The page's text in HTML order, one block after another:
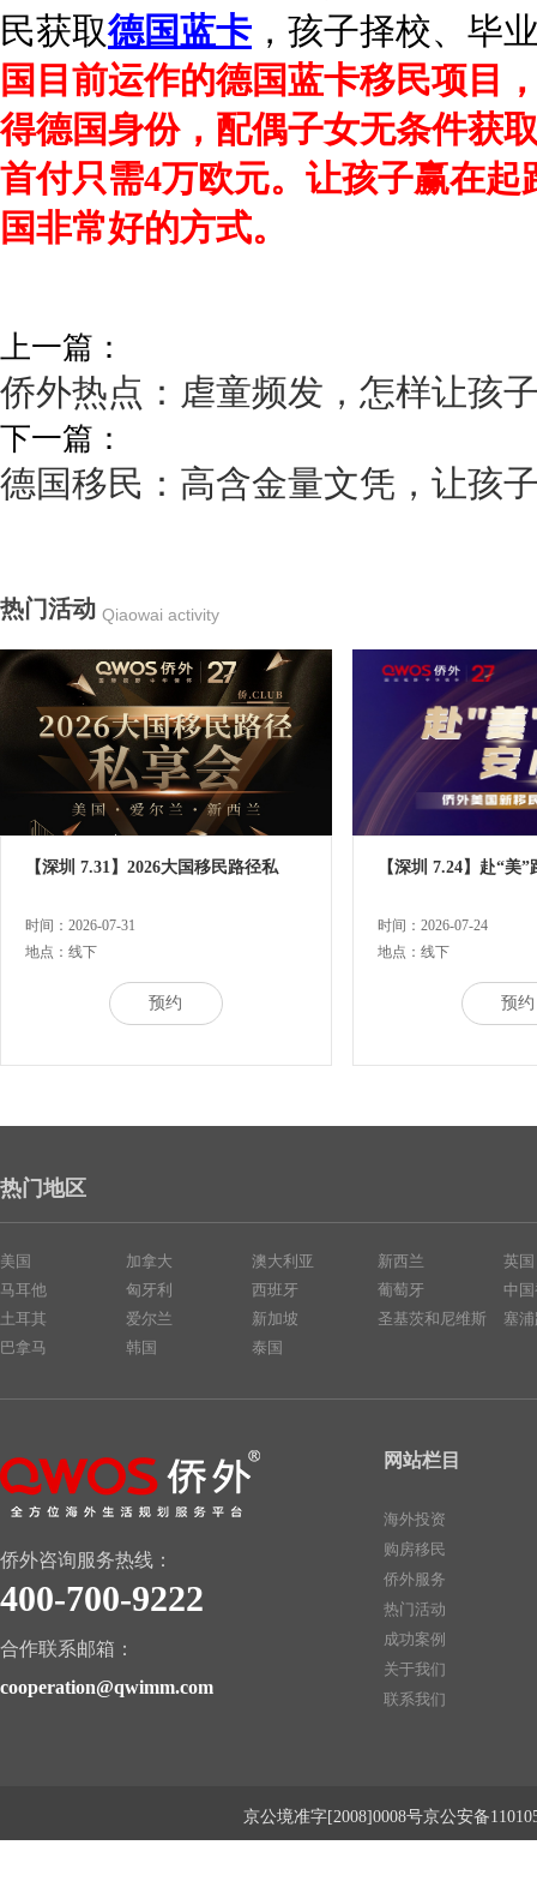
民获取德国蓝卡 ，孩子择校、毕
国目前运作的德国蓝卡移民项目
得德国身份，配偶子女无条件获
首付只需4万欧元。让孩子赢在
国非常好的方式。
上一篇：
侨外热点：虐童频发，怎样让孩
下一篇：
德国移民：高含金量文凭，让孩
热门活动 Qiaowai activity
【深圳 7.31】2026大国移民路径私
时间：2026-07-31
地点：线下
预约
【深圳 7.24】赴“美
时间：2026-07-24
地点：线下
预约
热门地区
美国
马耳他
土耳其
巴拿马
加拿大
匈牙利
爱尔兰
韩国
澳大利亚
西班牙
新加坡
泰国
新西兰
葡萄牙
圣基茨和尼维斯
英国
中
塞
侨外咨询服务热线：
400-700-9222
合作联系邮箱：
cooperation@qwimm.com
网站栏目
海外投资
购房移民
侨外服务
热门活动
成功案例
关于我们
联系我们
京公境准字[2008]0008号京公安备